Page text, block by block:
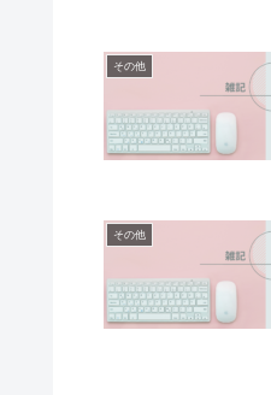
その他
その他